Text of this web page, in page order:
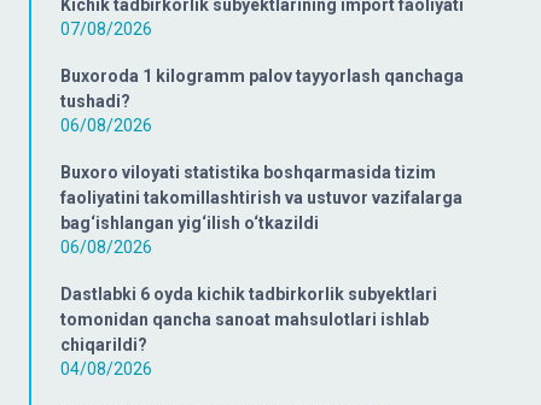
Kichik tadbirkorlik subyektlarining import faoliyati
07/08/2026
Buxoroda 1 kilogramm palov tayyorlash qanchaga
tushadi?
06/08/2026
Buxoro viloyati statistika boshqarmasida tizim
faoliyatini takomillashtirish va ustuvor vazifalarga
bag‘ishlangan yig‘ilish o‘tkazildi
06/08/2026
Dastlabki 6 oyda kichik tadbirkorlik subyektlari
tomonidan qancha sanoat mahsulotlari ishlab
chiqarildi?
04/08/2026